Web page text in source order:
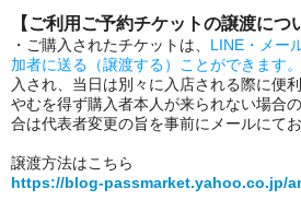
【ご利用ご予約チケットの譲渡につ
・ご購入されたチケットは、 LINE・メー
加者に送る（譲渡する）ことができます。
入され、当日は別々に入店される際に便利
やむを得ず購入者本人が来られない場合
合は代表者変更の旨を事前にメールにて
譲渡方法はこちら
https://blog-passmarket.yahoo.co.jp/